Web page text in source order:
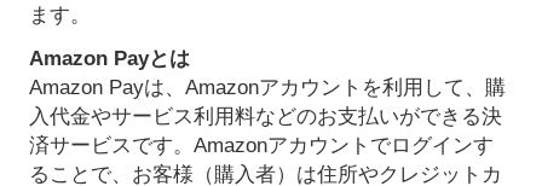
ます。
Amazon Payとは
Amazon Payは、Amazonアカウントを利用して、購
入代金やサービス利用料などのお支払いができる決
済サービスです。Amazonアカウントでログインす
ることで、お客様（購入者）は住所やクレジットカ